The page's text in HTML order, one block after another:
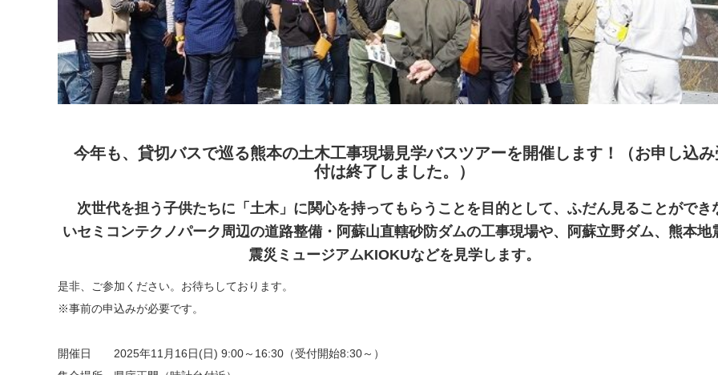
今年も、貸切バスで巡る熊本の土木工事現場見学バスツアーを開催します！（お申し込
付は終了しました。）
次世代を担う子供たちに「土木」に関心を持ってもらうことを目的として、ふだん見ることができ
いセミコンテクノパーク周辺の道路整備・阿蘇山直轄砂防ダムの工事現場や、阿蘇立野ダム、熊本地
震災ミュージアムKIOKUなどを見学します。
是非、ご参加ください。お待ちしております。
※事前の申込みが必要です。
開催日 2025年11月16日(日) 9:00～16:30（受付開始8:30～）